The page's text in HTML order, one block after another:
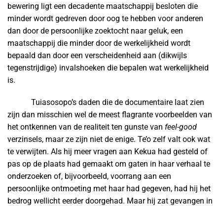
bewering ligt een decadente maatschappij besloten die
minder wordt gedreven door oog te hebben voor anderen
dan door de persoonlijke zoektocht naar geluk, een
maatschappij die minder door de werkelijkheid wordt
bepaald dan door een verscheidenheid aan (dikwijls
tegenstrijdige) invalshoeken die bepalen wat werkelijkheid
is.
Tuiasosopo’s daden die de documentaire laat zien
zijn dan misschien wel de meest flagrante voorbeelden van
het ontkennen van de realiteit ten gunste van feel-good
verzinsels, maar ze zijn niet de enige. Te’o zelf valt ook wat
te verwijten. Als hij meer vragen aan Kekua had gesteld of
pas op de plaats had gemaakt om gaten in haar verhaal te
onderzoeken of, bijvoorbeeld, voorrang aan een
persoonlijke ontmoeting met haar had gegeven, had hij het
bedrog wellicht eerder doorgehad. Maar hij zat gevangen in